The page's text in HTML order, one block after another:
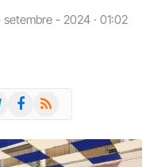
setembre - 2024 · 01:02
Facebook
RSS